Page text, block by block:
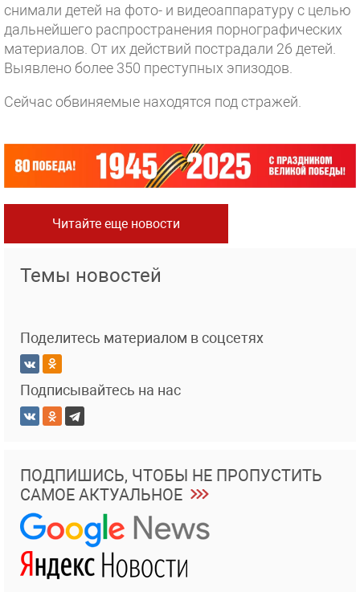
снимали детей на фото- и видеоаппаратуру с целью
дальнейшего распространения порнографических
материалов. От их действий пострадали 26 детей.
Выявлено более 350 преступных эпизодов.
Сейчас обвиняемые находятся под стражей.
Читайте еще новости
Темы новостей
Поделитесь материалом в соцсетях
Подписывайтесь на нас
ПОДПИШИСЬ, ЧТОБЫ НЕ ПРОПУСТИТЬ
САМОЕ АКТУАЛЬНОЕ